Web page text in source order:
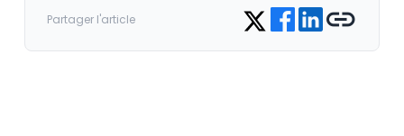
Partager l'article Share on Twitter
Share on Facebook
Share on LinkedIn
Copy link